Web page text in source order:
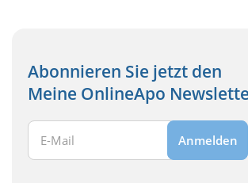
Abonnieren Sie jetzt den
Meine OnlineApo
Ihre E-Mail Adresse:
Anmelden